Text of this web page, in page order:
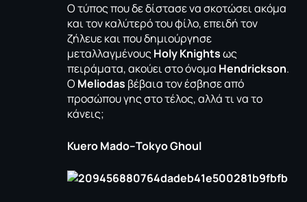
Ο τύπος που δε δίστασε να σκοτώσει ακόμα
και τον καλύτερό του φίλο, επειδή τον
ζήλευε και που δημιούργησε
μεταλλαγμένουςHoly Knightsως
πειράματα, ακούει στο όνομα Hendrickson.
O Meliodas βέβαια τον έσβησε από
προσώπου γης στο τέλος, αλλά τι να το
κάνεις;
KueroMado–TokyoGhoul